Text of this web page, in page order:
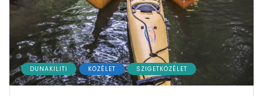
DUNAKILITI KÖZÉLET SZIGETKÖZÉLET